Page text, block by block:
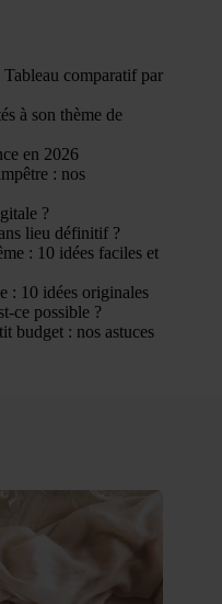
comparatif par
à son thème de
en 2026
: nos
?
lieu définitif ?
: 10 idées faciles et
: 10 idées originales
ce possible ?
budget : nos astuces